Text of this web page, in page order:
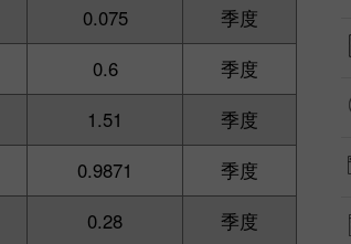
0.075
季度
0.6
季度
1.51
季度
0.9871
季度
0.28
季度